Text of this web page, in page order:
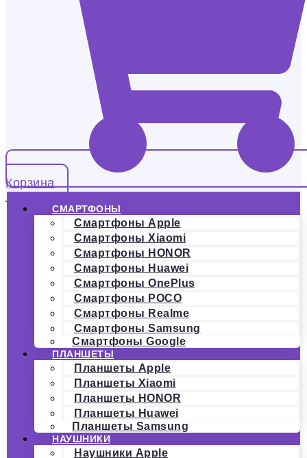
Корзина
СМАРТФОНЫ
Смартфоны Apple
Смартфоны Xiaomi
Смартфоны HONOR
Смартфоны Huawei
Смартфоны OnePlus
Смартфоны POCO
Смартфоны Realme
Смартфоны Samsung
Смартфоны Google
ПЛАНШЕТЫ
Планшеты Apple
Планшеты Xiaomi
Планшеты HONOR
Планшеты Huawei
Планшеты Samsung
НАУШНИКИ
Наушники Apple